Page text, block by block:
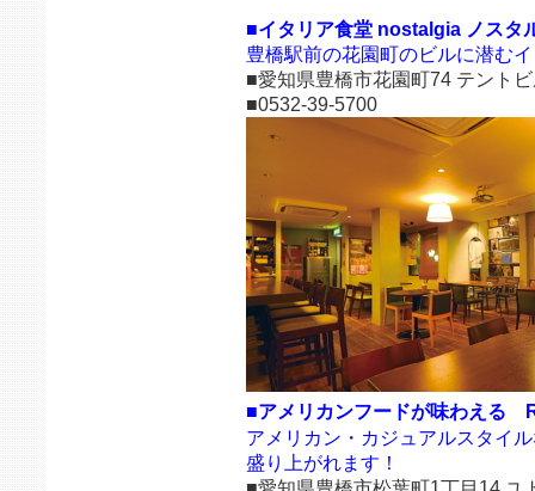
■イタリア食堂 nostalgia ノスタ
豊橋駅前の花園町のビルに潜む
■愛知県豊橋市花園町74 テント
■0532-39-5700
■アメリカンフードが味わえる
アメリカン・カジュアルスタイ
盛り上がれます！